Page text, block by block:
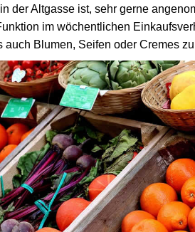
der Altgasse ist, sehr gerne
im wöchentlichen
auch Blumen, Seifen oder Cremes